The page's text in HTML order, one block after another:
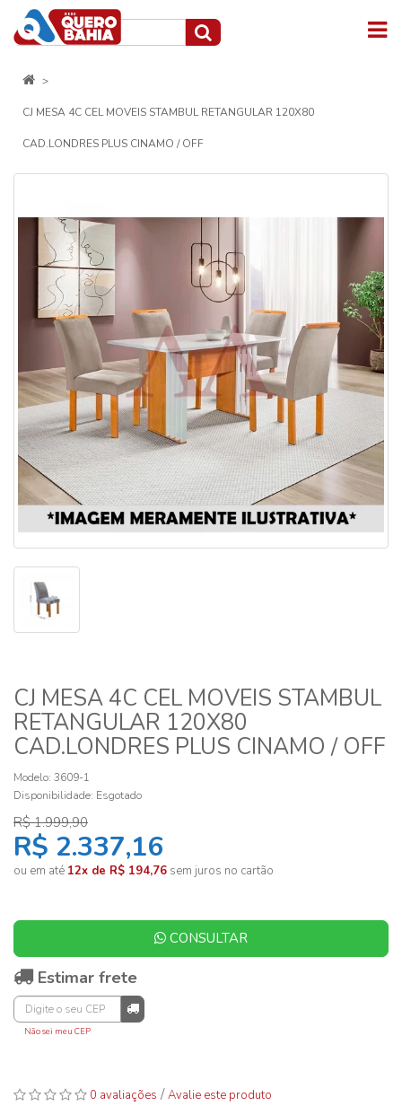
CJ MESA 4C CEL MOVEIS STAMBUL RETANGULAR 120X80
CAD.LONDRES PLUS CINAMO / OFF
CJ MESA 4C CEL MOVEIS STAMBUL
RETANGULAR 120X80
CAD.LONDRES PLUS CINAMO / OFF
Modelo: 3609-1
Disponibilidade: Esgotado
R$ 1.999,90
R$ 2.337,16
ou em até 12x de R$ 194,76 sem juros no cartão
CONSULTAR
Estimar frete
Não sei meu CEP
0 avaliações /Avalie este produto